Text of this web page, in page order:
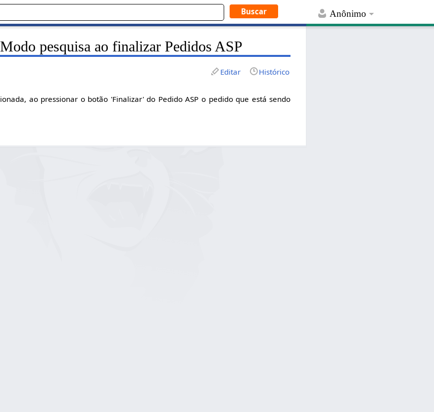
Anônimo
pesquisa ao finalizar Pedidos ASP
Editar Histórico
ao pressionar o botão 'Finalizar' do Pedido ASP o pedido que está sendo